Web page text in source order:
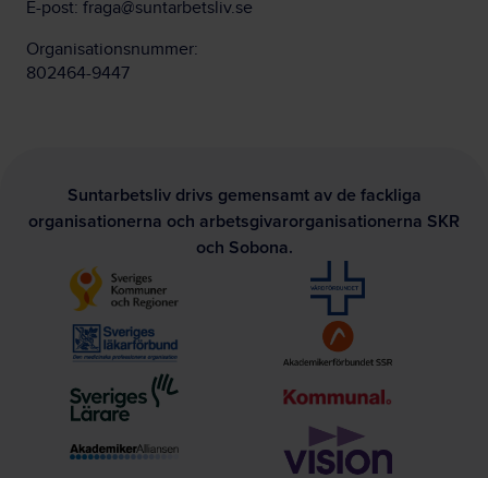
E-post: fraga@suntarbetsliv.se
Organisationsnummer:
802464-9447
Suntarbetsliv drivs gemensamt av de fackliga
organisationerna och arbetsgivarorganisationerna SKR
och Sobona.